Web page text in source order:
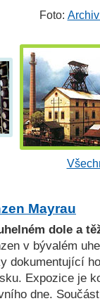
Foto:
Mayrau
dole a
v bývalém
dokumentující
Expozice je
dne.